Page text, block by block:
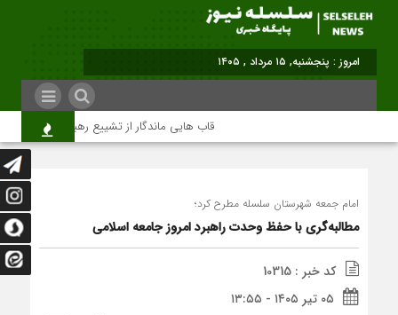
امروز : پنجشنبه, ۱۵ مرداد , ۱۴۰۵
قاب هایی ماندگار از تشییع رهبر شهید در تهران
امام جمعه شهرستان سلسله مطرح کرد؛
مطالبه‌گری با حفظ وحدت راهبرد امروز جامعه اسلامی
کد خبر : 10315
۰۵ تیر ۱۴۰۵ - ۱۳:۵۵